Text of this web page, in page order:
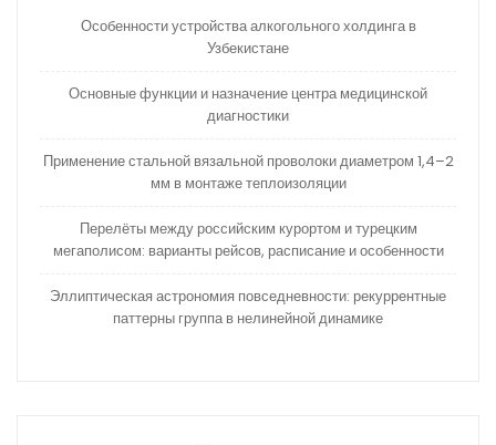
Особенности устройства алкогольного холдинга в
Узбекистане
Основные функции и назначение центра медицинской
диагностики
Применение стальной вязальной проволоки диаметром 1,4–2
мм в монтаже теплоизоляции
Перелёты между российским курортом и турецким
мегаполисом: варианты рейсов, расписание и особенности
Эллиптическая астрономия повседневности: рекуррентные
паттерны группа в нелинейной динамике